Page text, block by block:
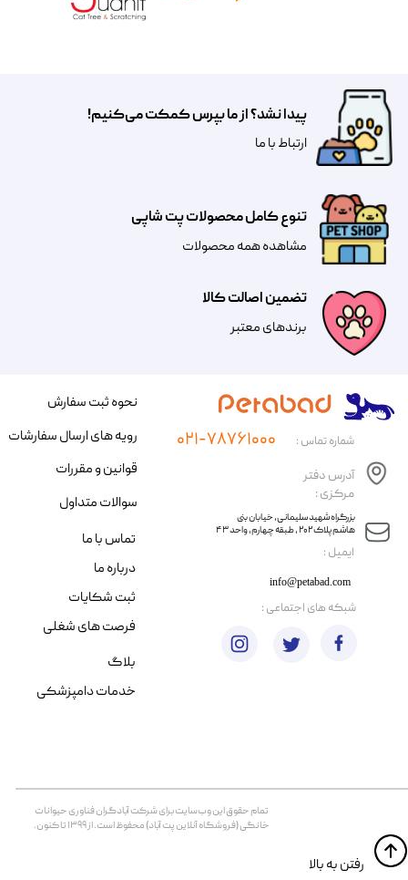
تضمین اصالت کالا
​​برندهای معتبر​​​​​​​
تنوع کامل محصولات پت شاپی
مشاهده همه محصولات
پیدا نشد؟ از ما بپرس کمکت می‌کنیم!
​​​ارتباط با ما
​ایمیل :
آدرس دفتر
مرکزی :
info@petabad.com
​​بزرگراه شهید سلیمانی، خیابان بنی
هاشم پلاک ۲۰۲ ، طبقه چهارم، واحد ۴۳
شماره تماس : ۰۲۱-۷۸۷۶۱۰۰۰
تمام حقوق اين وب‌سايت برای شرکت آبادگران فناوری حیوانات
خانگی (فروشگاه آنلاین پت آباد) محفوظ است. از ۱۳۹۹ تا کنون.
​​رفتن به بالا
نحوه ثبت سفارش
رویه های ارسال سفارشات
قوانین و مقررات
سوالات متداول
تماس با ما
درباره ما
ثبت شکایات
فرصت های شغلی
​شبکه های اجتماعی :
بلاگ
خدمات دامپزشکی